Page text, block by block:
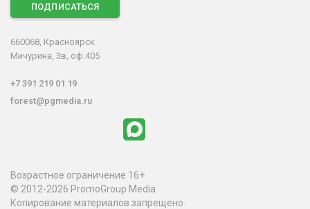
ПОДПИСАТЬСЯ
660068, Красноярск
Мичурина, 3в, оф.405
+7 391 219 01 19
forest@pgmedia.ru
Возрастное ограничение 16+
© 2012-2026 PromoGroup Media
Копирование материалов запрещено.